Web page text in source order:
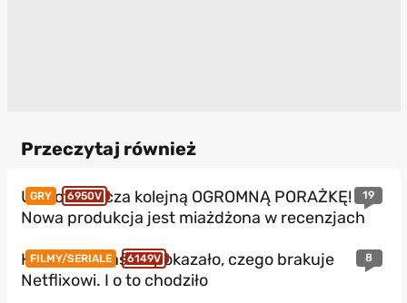
Przeczytaj również
GRY 6950V 19
Ubisoft zalicza kolejną OGROMNĄ PORAŻKĘ!
Nowa produkcja jest miażdżona w recenzjach
FILMY/SERIALE 6149V 8
HBO Max właśnie pokazało, czego brakuje
Netflixowi. I o to chodziło